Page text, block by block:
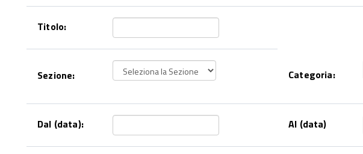
Titolo:
Sezione: Categoria:
Dal (data): Al (data)